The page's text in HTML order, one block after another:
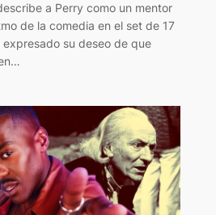
a Perry como un mentor
de la comedia en el set de 17
su deseo de que